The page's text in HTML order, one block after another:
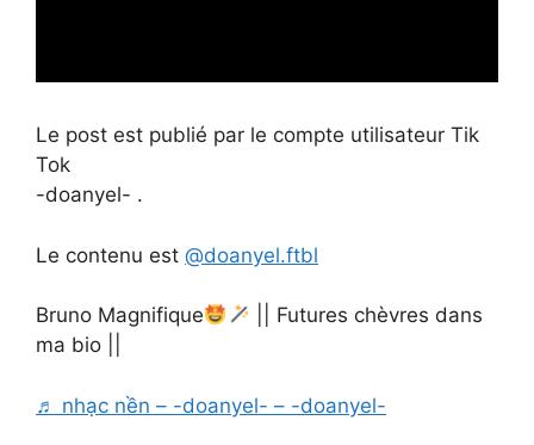
Le post est publié par le compte utilisateur Tik
Tok
-doanyel- .
Le contenu est @doanyel.ftbl
Bruno Magnifique
|| Futures chèvres dans
ma bio ||
♬ nhạc nền – -doanyel- – -doanyel-